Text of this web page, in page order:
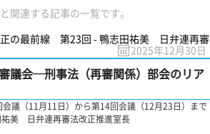
関連する記事の一覧です。
の最前線 第23回 - 鴨志田祐美 日弁連再審
2025年12月30日
議会─刑事法（再審関係）部会のリア
会議（11月11日）から第14回会議（12月23日）まで
祐美 日弁連再審法改正推進室長